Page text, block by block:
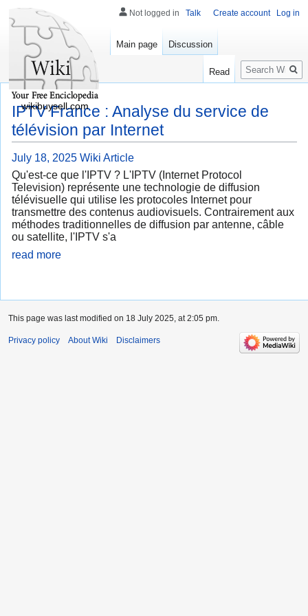
IPTV France : Analyse du service de
télévision par Internet
July 18, 2025 Wiki Article
Qu'est-ce que l'IPTV ? L'IPTV (Internet Protocol
Television) représente une technologie de diffusion
télévisuelle qui utilise les protocoles Internet pour
transmettre des contenus audiovisuels. Contrairement aux
méthodes traditionnelles de diffusion par antenne, câble
ou satellite, l'IPTV s'a
read more
Not logged in Talk Create account Log in
Main page Discussion
Read
Search
wikibuysell.com
This page was last modified on 18 July 2025, at 2:05 pm.
Privacy policy About Wiki Disclaimers